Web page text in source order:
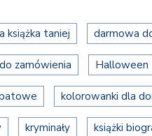
książka taniej darmowa
zamówienia Halloween
kolorowanki dla
kryminały książki